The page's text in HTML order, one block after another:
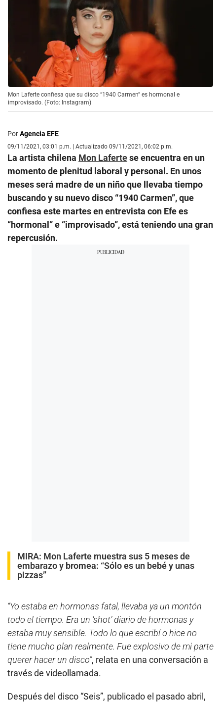
Mon Laferte confiesa que su disco “1940 Carmen” es hormonal e
improvisado. (Foto: Instagram)
PorAgencia EFE
09/11/2021, 03:01 p.m. | Actualizado 09/11/2021, 06:02 p.m.
La artista chilena Mon Lafertese encuentra en un
momento de plenitud laboral y personal. En unos
meses será madre de un niño que llevaba tiempo
buscando y su nuevo disco “1940 Carmen”, que
confiesa este martes en entrevista con Efe es
“hormonal” e “improvisado”, está teniendo una gran
repercusión.
MIRA: Mon Laferte muestra sus 5 meses de
embarazo y bromea: “Sólo es un bebé y unas
pizzas”
“Yo estaba en hormonas fatal, llevaba ya un montón
todo el tiempo. Era un ‘shot’ diario de hormonas y
estaba muy sensible. Todo lo que escribí o hice no
tiene mucho plan realmente. Fue explosivo de mi parte
querer hacer un disco”, relata en una conversación a
través de videollamada.
Después del disco “Seis”, publicado el pasado abril,